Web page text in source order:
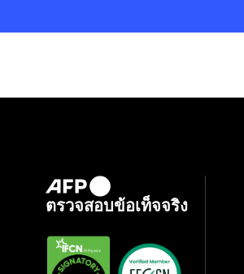
ตรวจสอบข้อเท็จจริง